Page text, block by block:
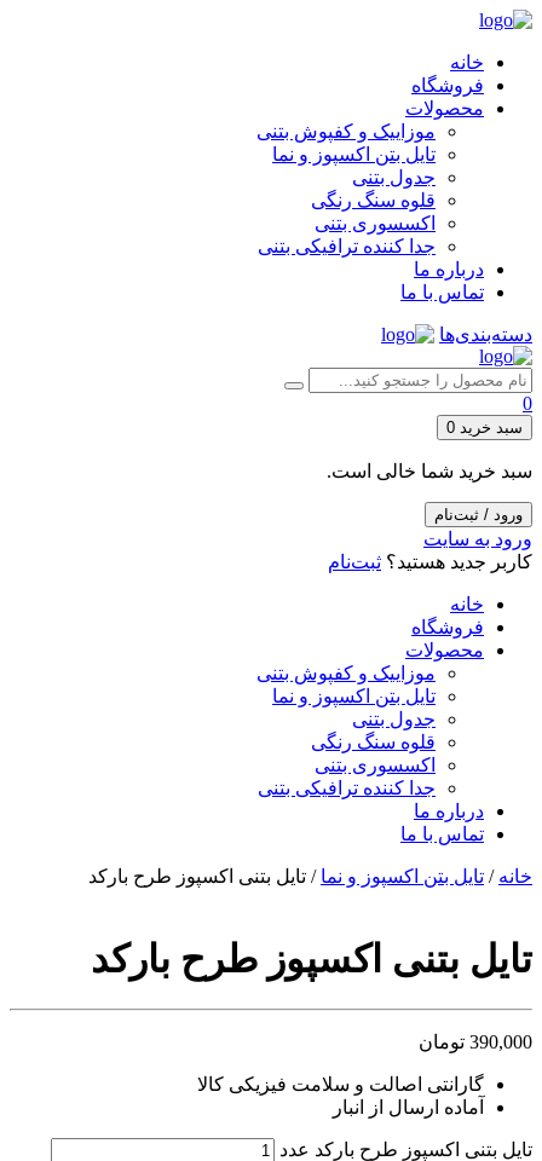
خانه
فروشگاه
محصولات
موزاییک و کفپوش بتنی
تایل بتن اکسپوز و نما
جدول بتنی
قلوه سنگ رنگی
اکسسوری بتنی
جدا کننده ترافیکی بتنی
درباره ما
تماس با ما
دسته‌بندی‌ها
0
سبد خرید 0
سبد خرید شما خالی است.
ورود / ثبت‌نام
ورود به سایت
کاربر جدید هستید؟ ثبت‌نام
خانه
فروشگاه
محصولات
موزاییک و کفپوش بتنی
تایل بتن اکسپوز و نما
جدول بتنی
قلوه سنگ رنگی
اکسسوری بتنی
جدا کننده ترافیکی بتنی
درباره ما
تماس با ما
خانه / تایل بتن اکسپوز و نما / تایل بتنی اکسپوز طرح بارکد
تایل بتنی اکسپوز طرح بارکد
390,000 تومان
گارانتی اصالت و سلامت فیزیکی کالا
آماده ارسال از انبار
تایل بتنی اکسپوز طرح بارکد عدد